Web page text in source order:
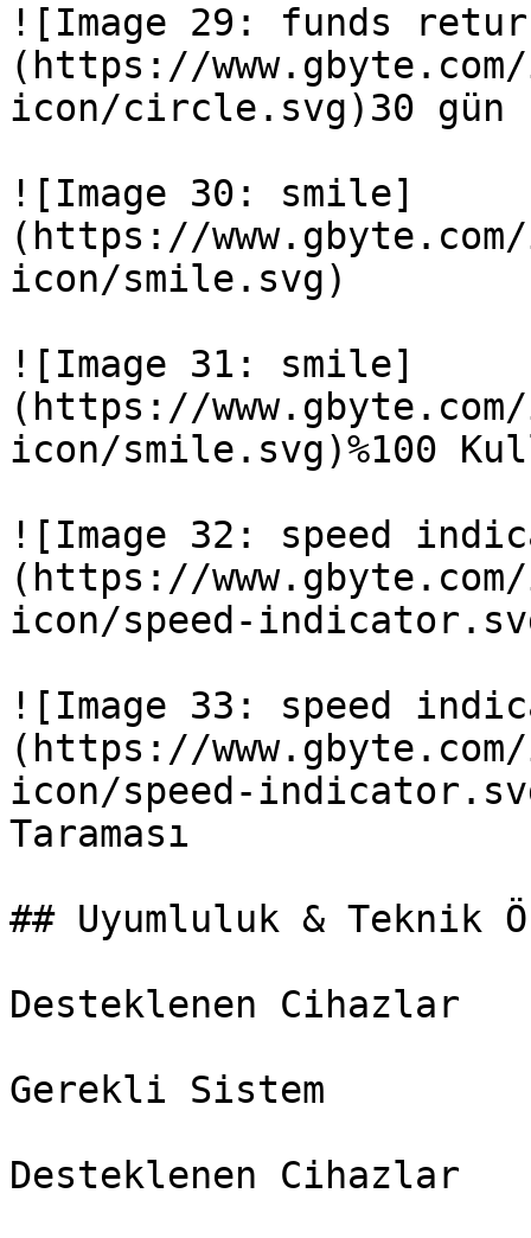
![Image 29: funds
(https://www.gbyte.com/
icon/circle.svg)30 gün
![Image 30: smile]
(https://www.gbyte.com/
icon/smile.svg)
![Image 31: smile]
(https://www.gbyte.com/
icon/smile.svg)%100
![Image 32: speed
(https://www.gbyte.com/
icon/speed-
![Image 33: speed
(https://www.gbyte.com/
icon/speed-
Taraması
## Uyumluluk & Teknik
Desteklenen Cihazlar
Gerekli Sistem
Desteklenen Cihazlar